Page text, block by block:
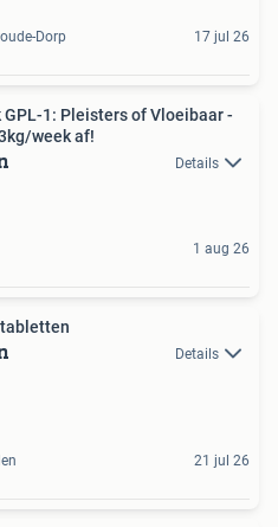
Dorp 17 jul 26
GPL-1: Pleisters of Vloeibaar -
week af!
Details
1 aug 26
Details
21 jul 26